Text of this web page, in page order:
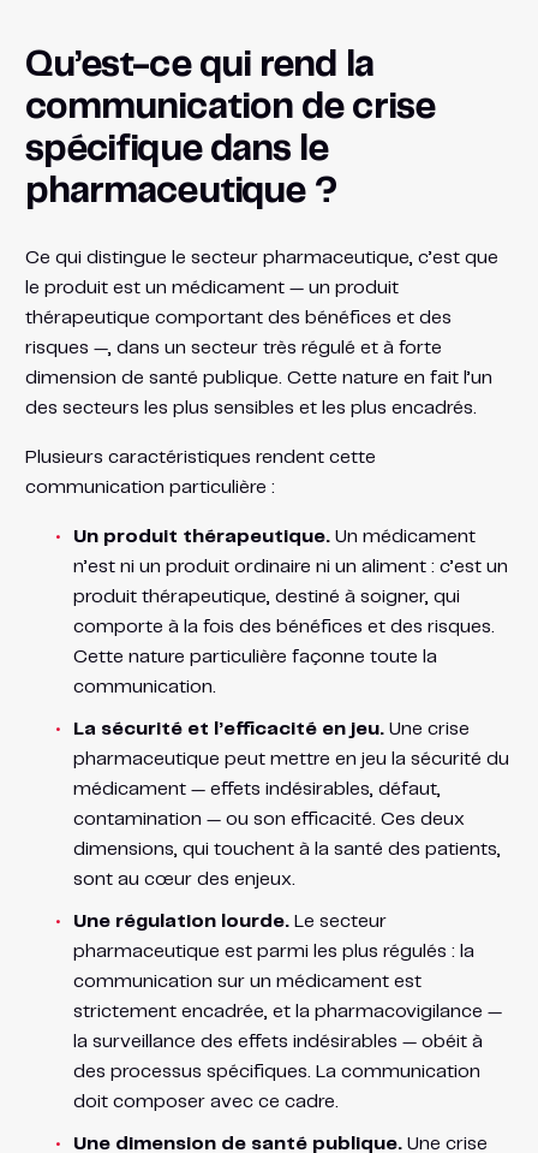
Qu’est-ce qui rend la
communication de crise
spécifique dans le
pharmaceutique ?
Ce qui distingue le secteur pharmaceutique, c’est que
le produit est un médicament — un produit
thérapeutique comportant des bénéfices et des
risques —, dans un secteur très régulé et à forte
dimension de santé publique. Cette nature en fait l’un
des secteurs les plus sensibles et les plus encadrés.
Plusieurs caractéristiques rendent cette
communication particulière :
Un produit thérapeutique.Un médicament
n’est ni un produit ordinaire ni un aliment : c’est un
produit thérapeutique, destiné à soigner, qui
comporte à la fois des bénéfices et des risques.
Cette nature particulière façonne toute la
communication.
La sécurité et l’efficacité en jeu.Une crise
pharmaceutique peut mettre en jeu la sécurité du
médicament — effets indésirables, défaut,
contamination — ou son efficacité. Ces deux
dimensions, qui touchent à la santé des patients,
sont au cœur des enjeux.
Une régulation lourde.Le secteur
pharmaceutique est parmi les plus régulés : la
communication sur un médicament est
strictement encadrée, et la pharmacovigilance —
la surveillance des effets indésirables — obéit à
des processus spécifiques. La communication
doit composer avec ce cadre.
Une dimension de santé publique.Une crise